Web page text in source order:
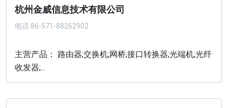
杭州金威信息技术有限公司
电话 86-571-88262902
主营产品： 路由器;交换机;网桥;接口转换器;光端机;光纤
收发器;...